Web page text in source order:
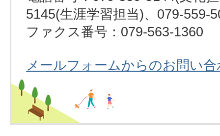
5145(生涯学習担当)、079-559-
ファクス番号：079-563-1360
メールフォームからのお問い